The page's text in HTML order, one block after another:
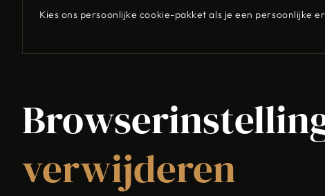
Kies ons persoonlijke cookie-pakket als je een persoonlijke
verwijderen